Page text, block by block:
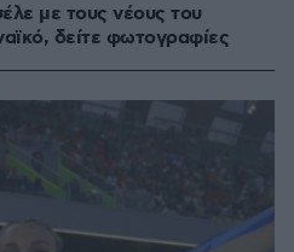
με τους νέους του
δείτε φωτογραφίες